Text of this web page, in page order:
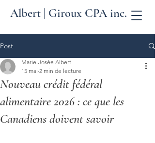
Albert | Giroux CPA inc.
Post
Nouveau crédit fédéral
alimentaire 2026 : ce que les
Canadiens doivent savoir
Marie-Josée Albert
15 mai 2 min de lecture